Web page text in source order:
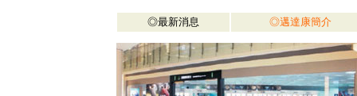
◎最新消息 ◎邁達康簡介